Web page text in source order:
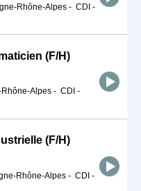
Rhône-Alpes - CDI -
(F/H)
Alpes - CDI -
(F/H)
Rhône-Alpes - CDI -